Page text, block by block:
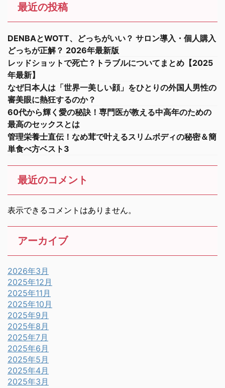
最近の投稿
DENBAとWOTT、どっちがいい？ サロン導入・個人購入
どっちが正解？ 2026年最新版
レッドショットで死亡？トラブルについてまとめ【2025
年最新】
なぜ日本人は「世界一美しい顔」をひとりの外国人男性の
審美眼に熱狂するのか？
60代から輝く愛の秘訣！専門医が教える中高年のための
最高のセックスとは
管理栄養士直伝！なめ茸で叶えるスリムボディの秘密＆簡
単食べ方ベスト3
最近のコメント
表示できるコメントはありません。
アーカイブ
2026年3月
2025年12月
2025年11月
2025年10月
2025年9月
2025年8月
2025年7月
2025年6月
2025年5月
2025年4月
2025年3月